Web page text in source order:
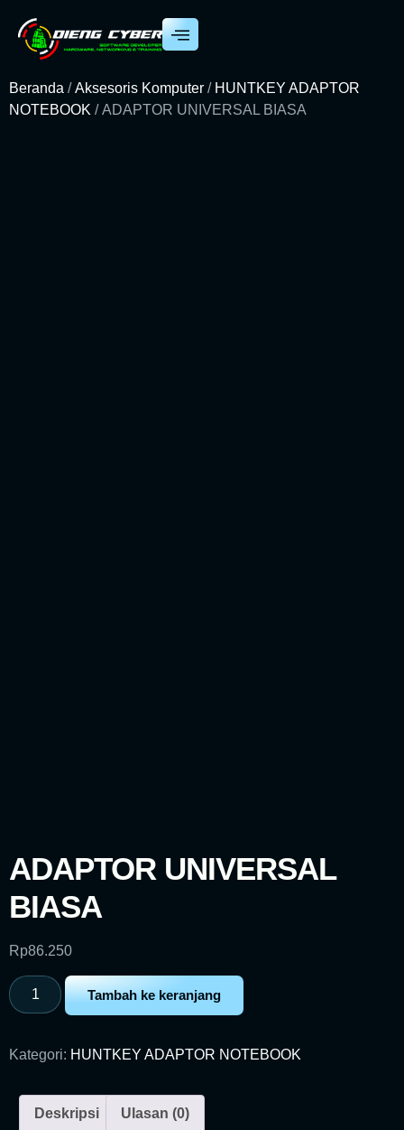
Beranda /Aksesoris Komputer / HUNTKEY ADAPTOR
NOTEBOOK / ADAPTOR UNIVERSAL BIASA
ADAPTOR UNIVERSAL
BIASA
Rp86.250
Tambah ke keranjang
Kategori: HUNTKEY ADAPTOR NOTEBOOK
Deskripsi Ulasan (0)